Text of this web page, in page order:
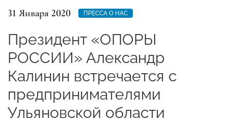
31 Января 2020 ПРЕССА О НАС
Президент «ОПОРЫ
РОССИИ» Александр
Калинин встречается с
предпринимателями
Ульяновской области